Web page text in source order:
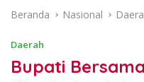
Beranda Nasional
Daerah
Bupati